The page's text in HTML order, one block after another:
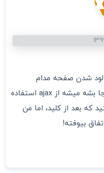
لود شدن صفحه مدام
اطلاعات بین سرور و کلاینت جابه جا بشه میشه از ajax استفاده
که بعد از کلید، اما من
بیوفته!